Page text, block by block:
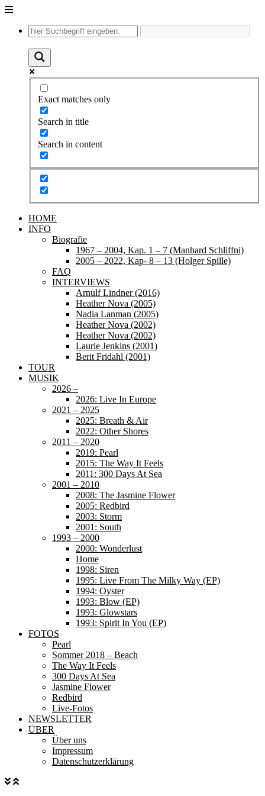
Unter
Inhalt
Exact matches only
Search in title
Search in content
HOME
INFO
Biografie
1967 – 2004, Kap. 1 – 7 (Manhard Schliffni)
2005 – 2022, Kap- 8 – 13 (Holger Spille)
FAQ
INTERVIEWS
Arnulf Lindner (2016)
Heather Nova (2005)
Nadia Lanman (2005)
Heather Nova (2002)
Heather Nova (2002)
Laurie Jenkins (2001)
Berit Fridahl (2001)
TOUR
MUSIK
2026 –
2026: Live In Europe
2021 – 2025
2025: Breath & Air
2022: Other Shores
2011 – 2020
2019: Pearl
2015: The Way It Feels
2011: 300 Days At Sea
2001 – 2010
2008: The Jasmine Flower
2005: Redbird
2003: Storm
2001: South
1993 – 2000
2000: Wonderlust
Home
1998: Siren
1995: Live From The Milky Way (EP)
1994: Oyster
1993: Blow (EP)
1993: Glowstars
1993: Spirit In You (EP)
FOTOS
Pearl
Sommer 2018 – Beach
The Way It Feels
300 Days At Sea
Jasmine Flower
Redbird
Live-Fotos
NEWSLETTER
ÜBER
Über uns
Impressum
Datenschutzerklärung